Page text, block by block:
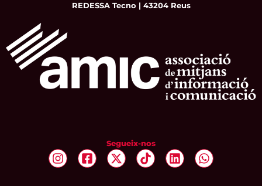
REDESSA Tecno | 43204 Reus
Segueix-nos